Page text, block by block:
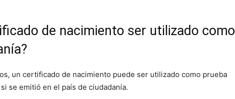
de nacimiento ser utilizado como
un certificado de nacimiento puede ser utilizado como prueba
se emitió en el país de ciudadanía.